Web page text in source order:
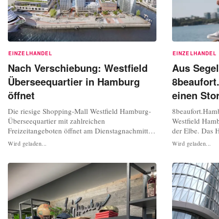
EINZELHANDEL
Nach Verschiebung: Westfield
Überseequartier in Hamburg
öffnet
Die riesige Shopping-Mall Westfield Hamburg-
Überseequartier mit zahlreichen
Freizeitangeboten öffnet am Dienstagnachmittag
ihre Türen. Um 14.30 ist die offizielle Eröffnung
mit Bürgermeister Peter Tschentscher (SPD) und
können alle Besucher:innen zum
Einkaufsbummel, Kinobesuch oder Schlemmen
in einem der...
Wird geladen...
EINZELHANDEL
Aus
einen
Westfield
der Elbe. Das
und
gebrauchten
natürlichen
Wird geladen...